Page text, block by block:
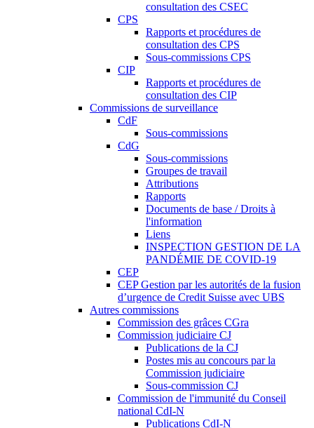
consultation des CSEC
CPS
Rapports et procédures de
consultation des CPS
Sous-commissions CPS
CIP
Rapports et procédures de
consultation des CIP
Commissions de surveillance
CdF
Sous-commissions
CdG
Sous-commissions
Groupes de travail
Attributions
Rapports
Documents de base / Droits à
l'information
Liens
INSPECTION GESTION DE LA
PANDÉMIE DE COVID-19
CEP
CEP Gestion par les autorités de la fusion
d’urgence de Credit Suisse avec UBS
Autres commissions
Commission des grâces CGra
Commission judiciaire CJ
Publications de la CJ
Postes mis au concours par la
Commission judiciaire
Sous-commission CJ
Commission de l'immunité du Conseil
national CdI-N
Publications CdI-N